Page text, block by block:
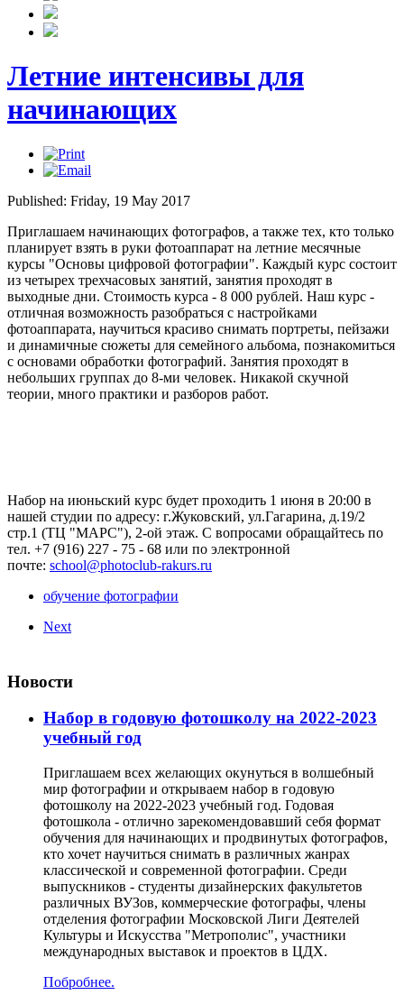
Летние интенсивы для
начинающих
Published: Friday, 19 May 2017
Приглашаем начинающих фотографов, а также тех, кто только
планирует взять в руки фотоаппарат на летние месячные
курсы "Основы цифровой фотографии". Каждый курс состоит
из четырех трехчасовых занятий, занятия проходят в
выходные дни. Стоимость курса - 8 000 рублей. Наш курс -
отличная возможность разобраться с настройками
фотоаппарата, научиться красиво снимать портреты, пейзажи
и динамичные сюжеты для семейного альбома, познакомиться
с основами обработки фотографий. Занятия проходят в
небольших группах до 8-ми человек. Никакой скучной
теории, много практики и разборов работ.
Набор на июньский курс будет проходить 1 июня в 20:00 в
нашей студии по адресу: г.Жуковский, ул.Гагарина, д.19/2
стр.1 (ТЦ "МАРС"), 2-ой этаж. С вопросами обращайтесь по
тел. +7 (916) 227 - 75 - 68 или по электронной
почте: school@photoclub-rakurs.ru
обучение фотографии
Next
Новости
Набор в годовую фотошколу на 2022-2023
учебный год
Приглашаем всех желающих окунуться в волшебный
мир фотографии и открываем набор в годовую
фотошколу на 2022-2023 учебный год. Годовая
фотошкола - отлично зарекомендовавший себя формат
обучения для начинающих и продвинутых фотографов,
кто хочет научиться снимать в различных жанрах
классической и современной фотографии. Среди
выпускников - студенты дизайнерских факультетов
различных ВУЗов, коммерческие фотографы, члены
отделения фотографии Московской Лиги Деятелей
Культуры и Искусства "Метрополис", участники
международных выставок и проектов в ЦДХ.
Побробнее.